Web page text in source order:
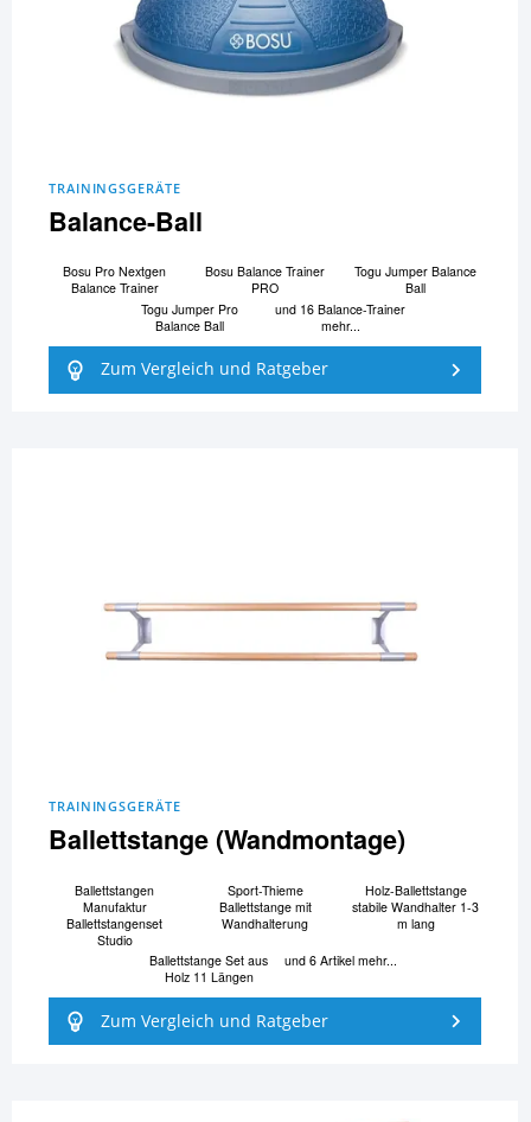
TRAININGSGERÄTE
Balance-Ball
Bosu Pro Nextgen
Balance Trainer
Bosu Balance Trainer
PRO
Togu Jumper Balance
Ball
Togu Jumper Pro
Balance Ball
und 16 Balance-Trainer
mehr...
Zum Vergleich und Ratgeber
TRAININGSGERÄTE
Ballettstange (Wandmontage)
Ballettstangen
Manufaktur
Ballettstangenset
Studio
Sport-Thieme
Ballettstange mit
Wandhalterung
Holz-Ballettstange
stabile Wandhalter 1-3
m lang
Ballettstange Set aus
Holz 11 Längen
und 6 Artikel mehr...
Zum Vergleich und Ratgeber